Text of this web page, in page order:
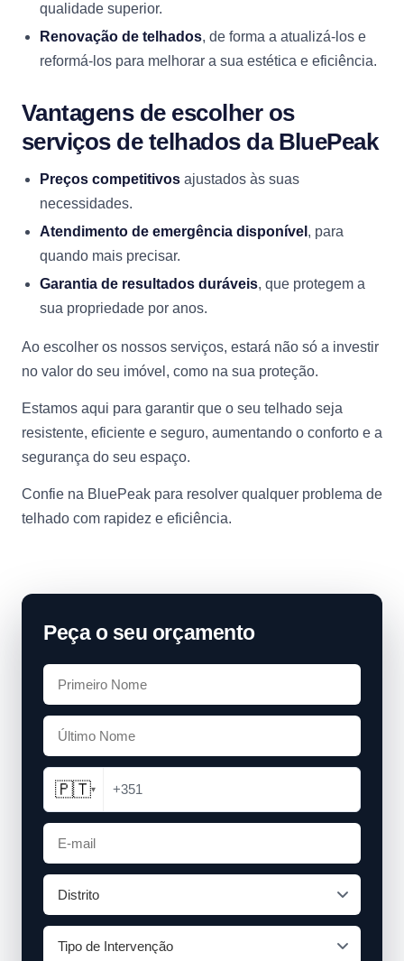
qualidade superior.
Renovação de telhados, de forma a atualizá-los e
reformá-los para melhorar a sua estética e eficiência.
Vantagens de escolher os
serviços de telhados da BluePeak
Preços competitivos ajustados às suas
necessidades.
Atendimento de emergência disponível , para
quando mais precisar.
Garantia de resultados duráveis, que protegem a
sua propriedade por anos.
Ao escolher os nossos serviços, estará não só a investir
no valor do seu imóvel, como na sua proteção.
Estamos aqui para garantir que o seu telhado seja
resistente, eficiente e seguro, aumentando o conforto e a
segurança do seu espaço.
Confie na BluePeak para resolver qualquer problema de
telhado com rapidez e eficiência.
Peça o seu orçamento
🇵🇹▾ +351